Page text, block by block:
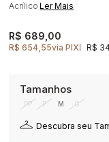
Acrílico Ler Mais
R$ 654,55via PIX R$
R$ 689,00
PP P M G
Descubra seu